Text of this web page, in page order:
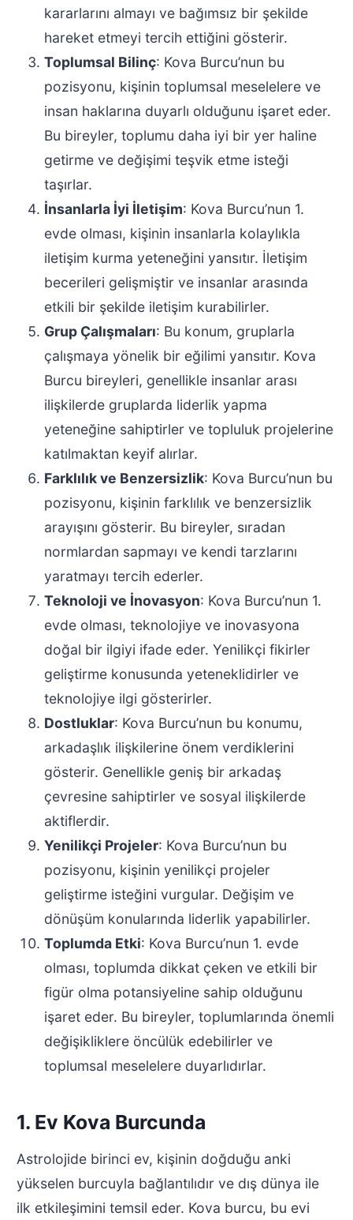
kararlarını almayı ve bağımsız bir şekilde
hareket etmeyi tercih ettiğini gösterir.
Toplumsal Bilinç: Kova Burcu’nun bu
pozisyonu, kişinin toplumsal meselelere ve
insan haklarına duyarlı olduğunu işaret eder.
Bu bireyler, toplumu daha iyi bir yer haline
getirme ve değişimi teşvik etme isteği
taşırlar.
İnsanlarla İyi İletişim: Kova Burcu’nun 1.
evde olması, kişinin insanlarla kolaylıkla
iletişim kurma yeteneğini yansıtır. İletişim
becerileri gelişmiştir ve insanlar arasında
etkili bir şekilde iletişim kurabilirler.
Grup Çalışmaları: Bu konum, gruplarla
çalışmaya yönelik bir eğilimi yansıtır. Kova
Burcu bireyleri, genellikle insanlar arası
ilişkilerde gruplarda liderlik yapma
yeteneğine sahiptirler ve topluluk projelerine
katılmaktan keyif alırlar.
Farklılık ve Benzersizlik: Kova Burcu’nun bu
pozisyonu, kişinin farklılık ve benzersizlik
arayışını gösterir. Bu bireyler, sıradan
normlardan sapmayı ve kendi tarzlarını
yaratmayı tercih ederler.
Teknoloji ve İnovasyon: Kova Burcu’nun 1.
evde olması, teknolojiye ve inovasyona
doğal bir ilgiyi ifade eder. Yenilikçi fikirler
geliştirme konusunda yeteneklidirler ve
teknolojiye ilgi gösterirler.
Dostluklar: Kova Burcu’nun bu konumu,
arkadaşlık ilişkilerine önem verdiklerini
gösterir. Genellikle geniş bir arkadaş
çevresine sahiptirler ve sosyal ilişkilerde
aktiflerdir.
Yenilikçi Projeler: Kova Burcu’nun bu
pozisyonu, kişinin yenilikçi projeler
geliştirme isteğini vurgular. Değişim ve
dönüşüm konularında liderlik yapabilirler.
Toplumda Etki: Kova Burcu’nun 1. evde
olması, toplumda dikkat çeken ve etkili bir
figür olma potansiyeline sahip olduğunu
işaret eder. Bu bireyler, toplumlarında önemli
değişikliklere öncülük edebilirler ve
toplumsal meselelere duyarlıdırlar.
1. Ev Kova Burcunda
Astrolojide birinci ev, kişinin doğduğu anki
yükselen burcuyla bağlantılıdır ve dış dünya ile
ilk etkileşimini temsil eder. Kova burcu, bu evi